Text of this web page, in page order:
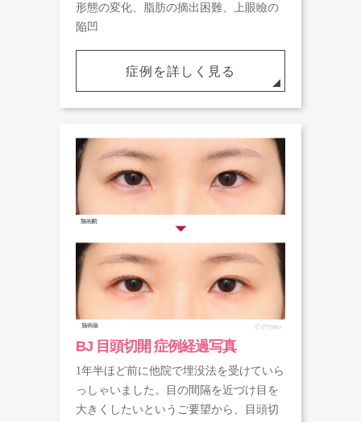
形態の変化、脂肪の摘出困難、上眼瞼の
陥凹
症例を詳しく見る
BJ 目頭切開 症例経過写真
1年半ほど前に他院で埋没法を受けていら
っしゃいました。目の間隔を近づけ目を
大きくしたいというご要望から、目頭切